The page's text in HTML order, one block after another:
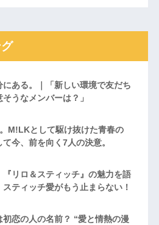
にある。｜「新しい環境で友だち
うなメンバーは？」
M!LKとして駆け抜けた青春の
て今、前を向く7人の決意。
『リロ＆スティッチ』の魅力を語
スティッチ愛がもう止まらない！
初恋の人の名前？ “愛と情熱の漫